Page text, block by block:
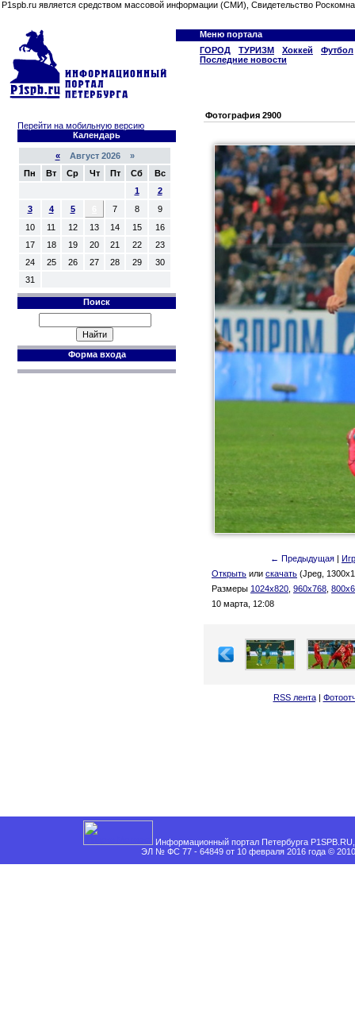
P1spb.ru является средством массовой информации (СМИ), Свидетельство
Меню портала
ГОРОД
ТУРИЗМ Хоккей
Футбол
Последние новости
Перейти на мобильную версию
Календарь
«Август 2026 »
Пн
Вт Ср Чт Пт Сб
Вс
1
2
3
4 5 7 8
9
10
11 12 13 14 15
16
17
18 19 20 21 22
23
24
25 26 27 28 29
30
31
Поиск
Форма входа
Фотография 2900
← Предыдущая |
Открыть или скачать (Jpeg,
Размеры 1024x820 960x768
10 марта, 12:08
RSS лента|
Информационный портал Петербурга
ЭЛ № ФС 77 - 64849 от 10 февраля 2016 года ©